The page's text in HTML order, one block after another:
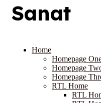
Sanat
Home
Homepage
Homepage
Homepage
RTL Home
RTL